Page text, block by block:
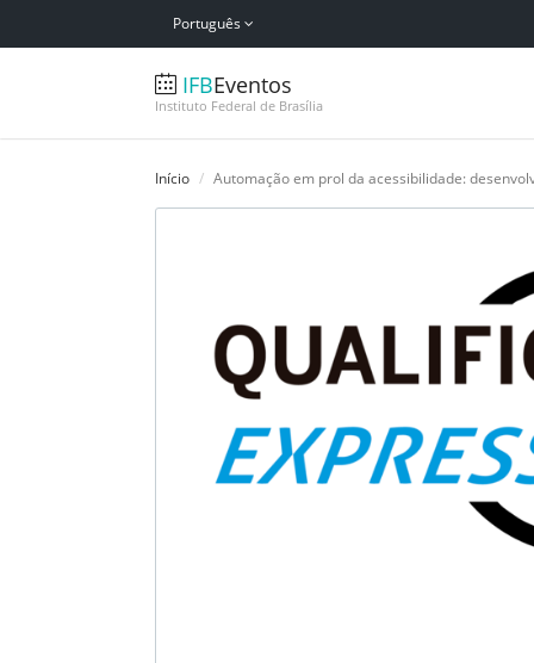
Português
IFBEventos
Instituto Federal de Brasília
Início Automação em prol da acessibilidade: